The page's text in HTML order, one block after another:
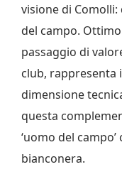
visione di
del campo.
passaggio di
club, rappresenta
dimensione
questa
‘uomo del
bianconera.